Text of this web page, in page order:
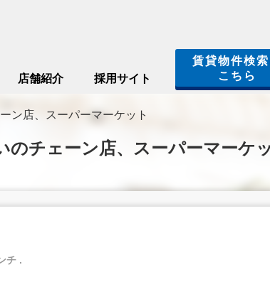
店舗紹介 採用サイト
賃貸物件検索
こちら
ン店、スーパーマーケット
のチェーン店、スーパーマーケ
チ .